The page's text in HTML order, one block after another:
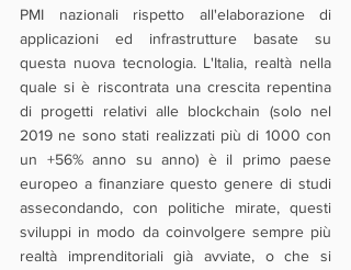
PMI nazionali rispetto all'elaborazione di
applicazioni ed infrastrutture basate su
questa nuova tecnologia. L'Italia, realtà nella
quale si è riscontrata una crescita repentina
di progetti relativi alle blockchain (solo nel
2019 ne sono stati realizzati più di 1000 con
un +56% anno su anno) è il primo paese
europeo a finanziare questo genere di studi
assecondando, con politiche mirate, questi
sviluppi in modo da coinvolgere sempre più
realtà imprenditoriali già avviate, o che si